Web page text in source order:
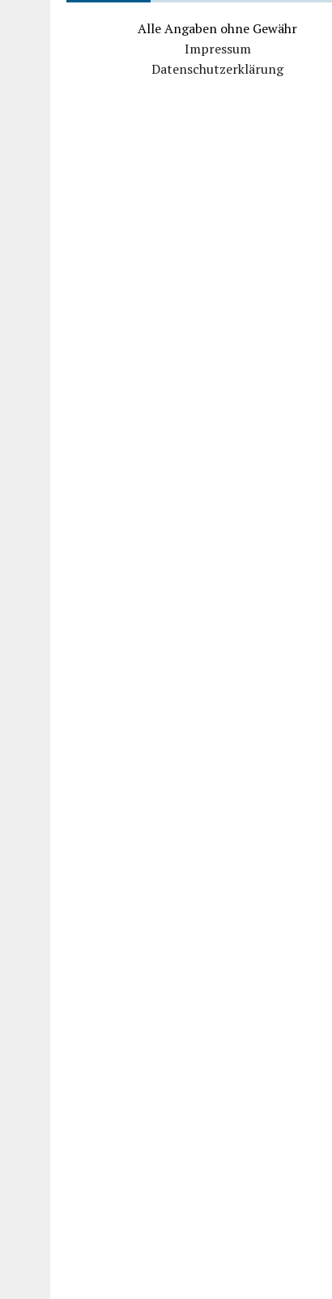
Alle Angaben ohne Gewähr
Impressum
Datenschutzerklärung